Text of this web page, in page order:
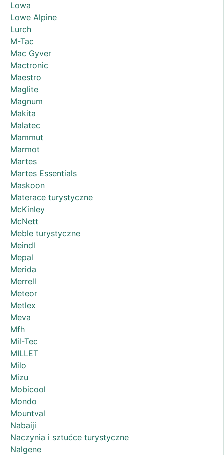
Lowa
Lowe Alpine
Lurch
M-Tac
Mac Gyver
Mactronic
Maestro
Maglite
Magnum
Makita
Malatec
Mammut
Marmot
Martes
Martes Essentials
Maskoon
Materace turystyczne
McKinley
McNett
Meble turystyczne
Meindl
Mepal
Merida
Merrell
Meteor
Metlex
Meva
Mfh
Mil-Tec
MILLET
Milo
Mizu
Mobicool
Mondo
Mountval
Nabaiji
Naczynia i sztućce turystyczne
Nalgene